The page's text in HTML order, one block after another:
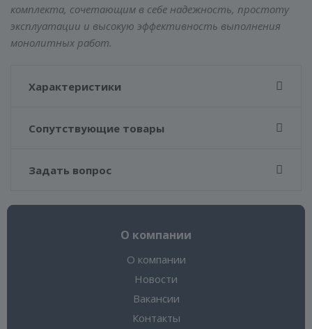
комплекта, сочетающим в себе надежность, простоту
эксплуатации и высокую эффективность выполнения
монолитных работ.
Характеристики
Сопутствующие товары
Задать вопрос
О компании
О компании
Новости
Вакансии
Контакты